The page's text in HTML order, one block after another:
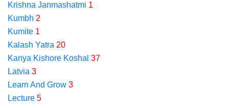
Krishna Janmashatmi 1
Kumbh 2
Kumite 1
Kalash Yatra 20
Kanya Kishore Koshal 37
Latvia 3
Learn And Grow 3
Lecture 5